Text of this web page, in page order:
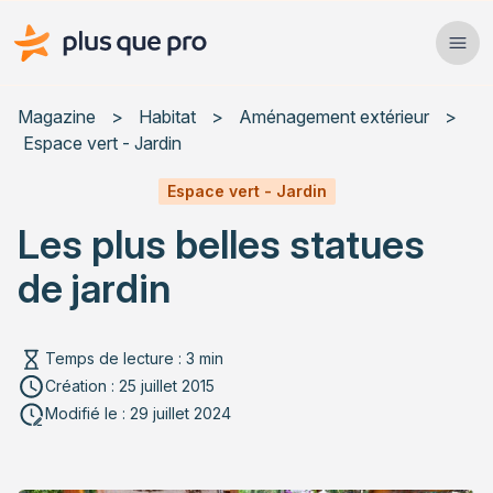
Plus que pro Mag'
Habitat
Actualités
Rechercher un article
Magazine > Habitat > Aménagement extérieur
>
Espace vert - Jardin
Espace vert - Jardin
Les plus belles statues
de jardin
Temps de lecture : 3 min
Création : 25 juillet 2015
Modifié le : 29 juillet 2024